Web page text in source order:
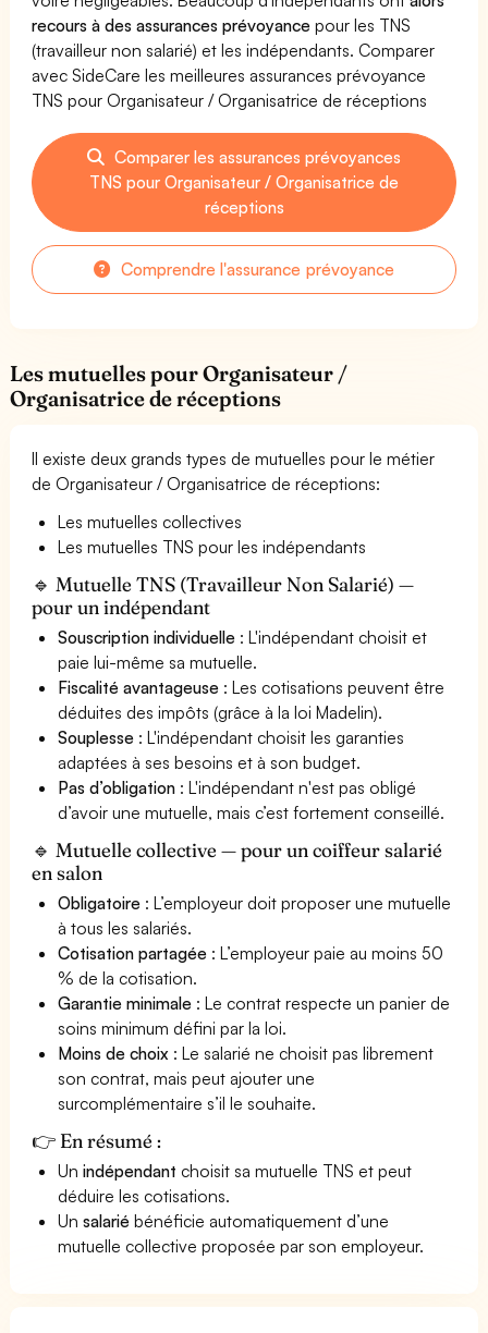
recours à des assurances prévoyance pour les TNS
(travailleur non salarié) et les indépendants. Comparer
avec SideCare les meilleures assurances prévoyance
TNS pour Organisateur / Organisatrice de réceptions
Comparer les assurances prévoyances
TNS pour Organisateur / Organisatrice de
réceptions
Comprendre l'assurance prévoyance
Les mutuelles pour Organisateur /
Organisatrice de réceptions
Il existe deux grands types de mutuelles pour le métier
de Organisateur / Organisatrice de réceptions:
Les mutuelles collectives
Les mutuelles TNS pour les indépendants
🔹 Mutuelle TNS (Travailleur Non Salarié) —
pour un indépendant
Souscription individuelle : L'indépendant choisit et
paie lui-même sa mutuelle.
Fiscalité avantageuse : Les cotisations peuvent être
déduites des impôts (grâce à la loi Madelin).
Souplesse : L'indépendant choisit les garanties
adaptées à ses besoins et à son budget.
Pas d’obligation : L'indépendant n'est pas obligé
d’avoir une mutuelle, mais c’est fortement conseillé.
🔹 Mutuelle collective — pour un coiffeur salarié
en salon
Obligatoire : L’employeur doit proposer une mutuelle
à tous les salariés.
Cotisation partagée : L’employeur paie au moins 50
% de la cotisation.
Garantie minimale : Le contrat respecte un panier de
soins minimum défini par la loi.
Moins de choix : Le salarié ne choisit pas librement
son contrat, mais peut ajouter une
surcomplémentaire s’il le souhaite.
👉 En résumé :
Unindépendant choisit sa mutuelle TNS et peut
déduire les cotisations.
Unsalarié bénéficie automatiquement d’une
mutuelle collective proposée par son employeur.